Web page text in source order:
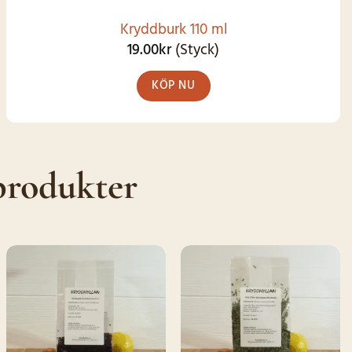
Kryddburk 110 ml
19.00kr(Styck)
KÖP NU
SNART I
LAGER IGEN